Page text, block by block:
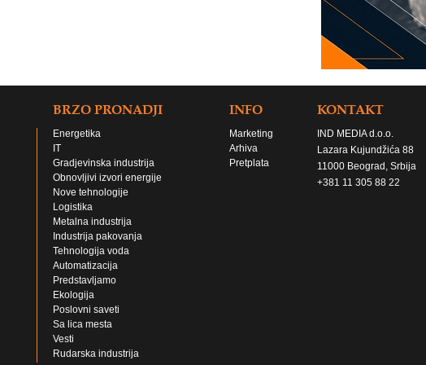
BRZO PRONADJI
Energetika
IT
Gradjevinska industrija
Obnovljivi izvori energije
Nove tehnologije
Logistika
Metalna industrija
Industrija pakovanja
Tehnologija voda
Automatizacija
Predstavljamo
Ekologija
Poslovni saveti
Sa lica mesta
Vesti
Rudarska industrija
INFO
Marketing
Arhiva
Pretplata
KONTAKT
IND MEDIA d.o.o.
Lazara Kujundžića 88
11000 Beograd, Srbija
+381 11 305 88 22